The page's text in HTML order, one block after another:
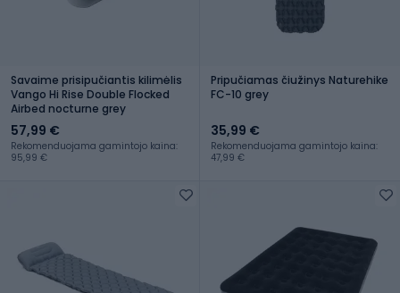
Savaime prisipučiantis kilimėlis
Vango Hi Rise Double Flocked
Airbed nocturne grey
57,99 €
Rekomenduojama gamintojo kaina:
95,99 €
Pripučiamas čiužinys Naturehike
FC-10 grey
35,99 €
Rekomenduojama gamintojo kaina:
47,99 €